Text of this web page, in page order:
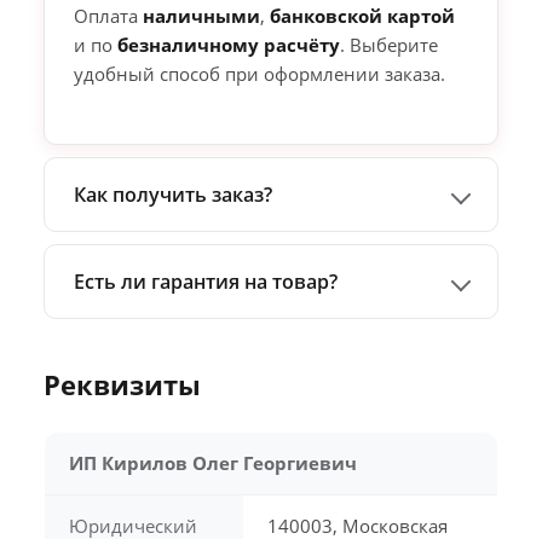
Оплата наличными, банковской картой
и по безналичному расчёту. Выберите
удобный способ при оформлении заказа.
Как получить заказ?
Есть ли гарантия на товар?
Реквизиты
ИП Кирилов Олег Георгиевич
Юридический
140003, Московская